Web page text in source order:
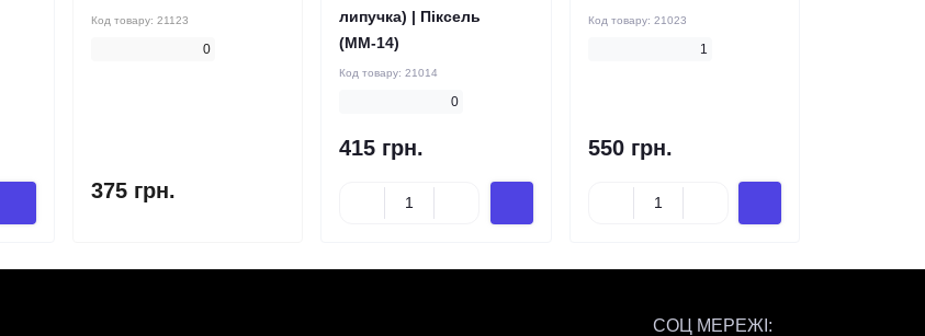
Код товару: 21123
0
375 грн.
липучка) | Піксель
(ММ-14)
Код товару:21014
0
415 грн.
Код товару: 21023
1
550 грн.
СОЦ МЕРЕЖІ: